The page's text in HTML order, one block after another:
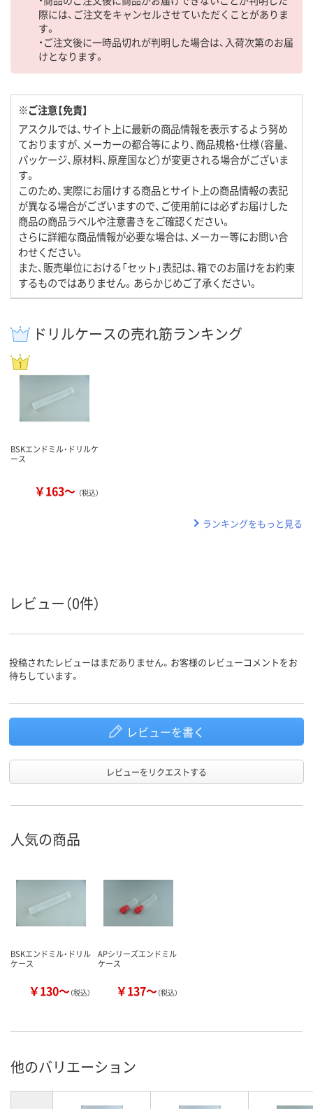
際には、ご注文をキャンセルさせていただくことがありま
す。
・ご注文後に一時品切れが判明した場合は、入荷次第のお届
けとなります。
※ご注意【免責】
アスクルでは、サイト上に最新の商品情報を表示するよう努め
ておりますが、メーカーの都合等により、商品規格・仕様（容量、
パッケージ、原材料、原産国など）が変更される場合がございま
す。
このため、実際にお届けする商品とサイト上の商品情報の表記
が異なる場合がございますので、ご使用前には必ずお届けした
商品の商品ラベルや注意書きをご確認ください。
さらに詳細な商品情報が必要な場合は、メーカー等にお問い合
わせください。
また、販売単位における「セット」表記は、箱でのお届けをお約束
するものではありません。あらかじめご了承ください。
ドリルケースの売れ筋ランキング
BSKエンドミル・ドリルケ
ース
￥163～ （税込）
ランキングをもっと見る
レビュー（0件）
投稿されたレビューはまだありません。お客様のレビューコメントをお
待ちしています。
レビューを書く
レビューをリクエストする
人気の商品
BSKエンドミル・ドリル
ケース
￥130～（税込）
APシリーズエンドミル
ケース
￥137～（税込）
他のバリエーション